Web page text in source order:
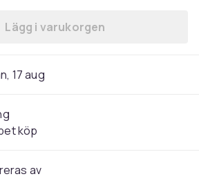
Lägg till Nobody's Girl
Lägg i varukorgen
17 aug
köp
av